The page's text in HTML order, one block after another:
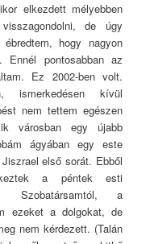
elkezdett mélyebben
de úgy
hogy nagyon
Ennél pontosabban az
Ez 2002-ben volt.
ismerkedésen kívül
nem tettem egészen
városban egy újabb
ágyában egy este
első sorát. Ebből
a péntek esti
Szobatársamtól, a
ezeket a dolgokat, de
nem kérdezett. (Talán